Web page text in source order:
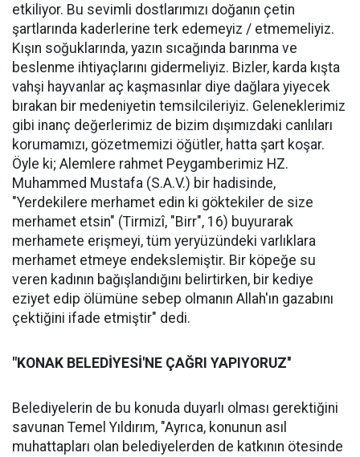
etkiliyor. Bu sevimli dostlarımızı doğanın çetin
şartlarında kaderlerine terk edemeyiz / etmemeliyiz.
Kışın soğuklarında, yazın sıcağında barınma ve
beslenme ihtiyaçlarını gidermeliyiz. Bizler, karda kışta
vahşi hayvanlar aç kaşmasınlar diye dağlara yiyecek
bırakan bir medeniyetin temsilcileriyiz. Geleneklerimiz
gibi inanç değerlerimiz de bizim dışımızdaki canlıları
korumamızı, gözetmemizi öğütler, hatta şart koşar.
Öyle ki; Alemlere rahmet Peygamberimiz HZ.
Muhammed Mustafa (S.A.V.) bir hadisinde,
"Yerdekilere merhamet edin ki göktekiler de size
merhamet etsin" (Tirmizî, "Birr", 16) buyurarak
merhamete erişmeyi, tüm yeryüzündeki varlıklara
merhamet etmeye endekslemiştir. Bir köpeğe su
veren kadının bağışlandığını belirtirken, bir kediye
eziyet edip ölümüne sebep olmanın Allah'ın gazabını
çektiğini ifade etmiştir" dedi.
"KONAK BELEDİYESİ'NE ÇAĞRI YAPIYORUZ''
Belediyelerin de bu konuda duyarlı olması gerektiğini
savunan Temel Yıldırım, "Ayrıca, konunun asıl
muhattapları olan belediyelerden de katkının ötesinde